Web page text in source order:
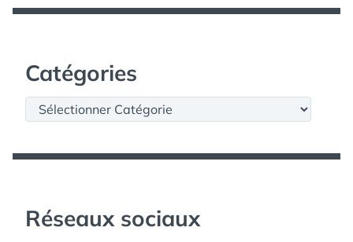
Catégories
Catégories
Réseaux sociaux